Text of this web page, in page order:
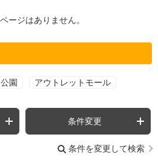
ージはありません。
公園 アウトレットモール
条件変更
条件を変更して検索